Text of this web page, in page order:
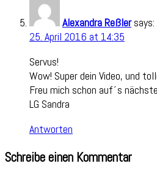
Alexandra Reßler says:
25. April 2016 at 14:35
Servus!
Wow! Super dein Video, und
Freu mich schon auf´s
LG Sandra
Antworten
Schreibe einen Kommentar